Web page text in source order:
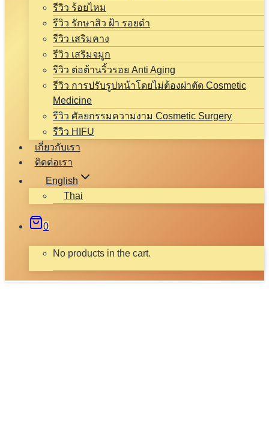
รีวิว ร้อยไหม
รีวิว รักษาสิว ฝ้า รอยดำ
รีวิว เสริมคาง
รีวิว เสริมจมูก
รีวิว ต่อต้านริ้วรอย Anti Aging
รีวิว การปรับรูปหน้าโดยไม่ต้องผ่าตัด Cosmetic
Medicine
รีวิว ศัลยกรรมความงาม Cosmetic Surgery
รีวิว HIFU
เกี่ยวกับเรา
ติดต่อเรา
English
Thai
0
No products in the cart.